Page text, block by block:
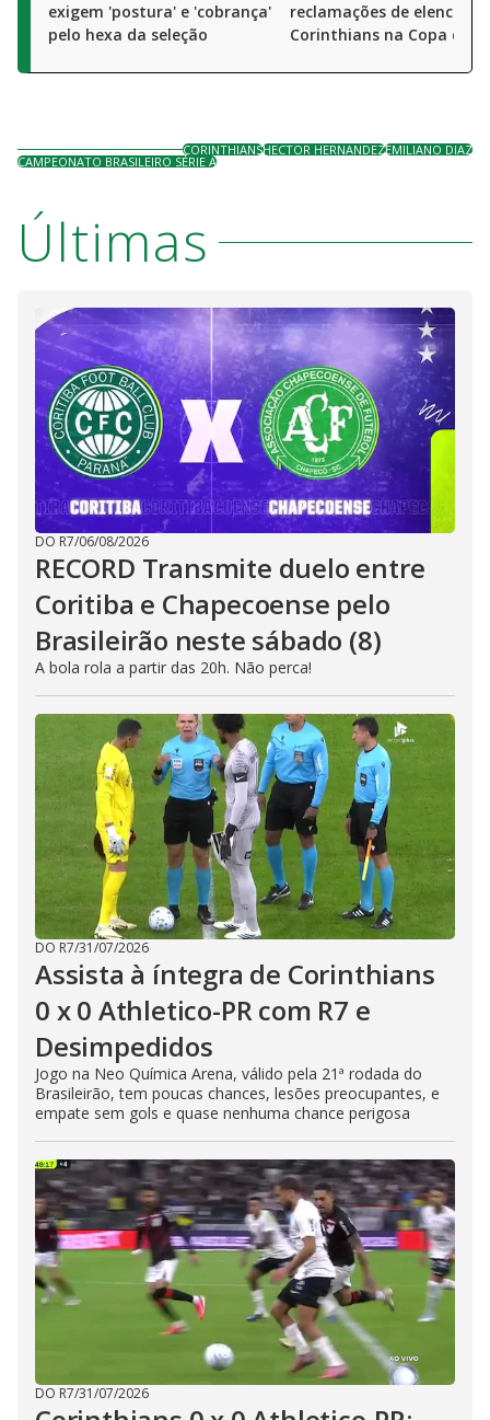
exigem 'postura' e 'cobrança'
pelo hexa da seleção
reclamações de elenco do
Corinthians na Copa do
CORINTHIANSHECTOR HERNANDEZEMILIANO DIAZ
CAMPEONATO BRASILEIRO SÉRIE A
Últimas
DO R7/06/08/2026
RECORD Transmite duelo entre
Coritiba e Chapecoense pelo
Brasileirão neste sábado (8)
A bola rola a partir das 20h. Não perca!
DO R7/31/07/2026
Assista à íntegra de Corinthians
0 x 0 Athletico-PR com R7 e
Desimpedidos
Jogo na Neo Química Arena, válido pela 21ª rodada do
Brasileirão, tem poucas chances, lesões preocupantes, e
empate sem gols e quase nenhuma chance perigosa
DO R7/31/07/2026